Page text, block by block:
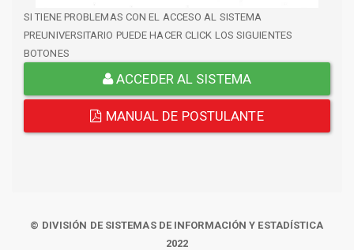
SI TIENE PROBLEMAS CON EL ACCESO AL SISTEMA
PREUNIVERSITARIO PUEDE HACER CLICK LOS SIGUIENTES
BOTONES
ACCEDER AL SISTEMA
MANUAL DE POSTULANTE
© DIVISIÓN DE SISTEMAS DE INFORMACIÓN Y ESTADÍSTICA
2022